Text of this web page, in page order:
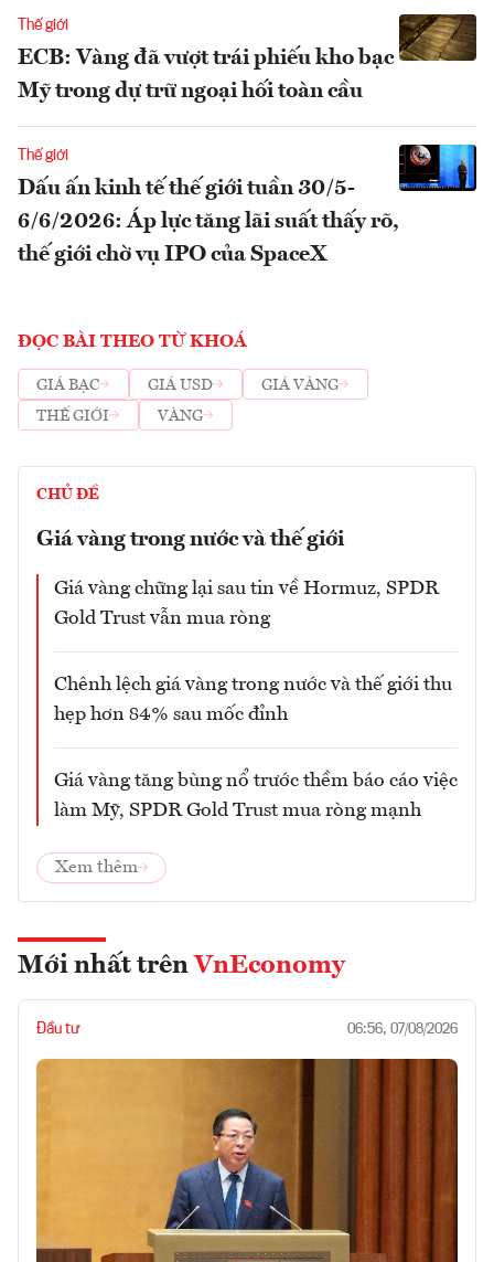
Thế giới
ECB: Vàng đã vượt trái phiếu kho bạc
Mỹ trong dự trữ ngoại hối toàn cầu
Thế giới
Dấu ấn kinh tế thế giới tuần 30/5-
6/6/2026: Áp lực tăng lãi suất thấy rõ,
thế giới chờ vụ IPO của SpaceX
ĐỌC BÀI THEO TỪ KHOÁ
GIÁ BẠC GIÁ USD
GIÁ VÀNG
THẾ GIỚI
VÀNG
CHỦ ĐỀ
Giá vàng trong nước và thế giới
Giá vàng chững lại sau tin về Hormuz, SPDR
Gold Trust vẫn mua ròng
Chênh lệch giá vàng trong nước và thế giới thu
hẹp hơn 84% sau mốc đỉnh
Giá vàng tăng bùng nổ trước thềm báo cáo việc
làm Mỹ, SPDR Gold Trust mua ròng mạnh
Xem thêm
Mới nhất trên VnEconomy
Đầu tư 06:56, 07/08/2026